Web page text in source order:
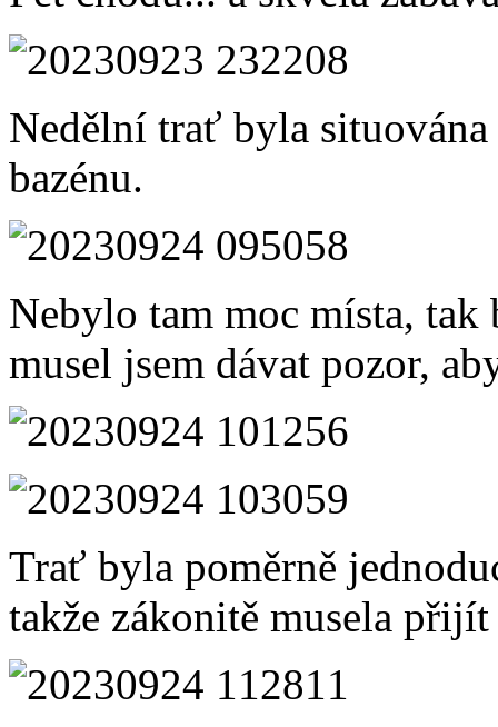
Nedělní trať byla
bazénu.
Nebylo tam moc místa, tak
musel jsem dávat pozor,
Trať byla poměrně
takže zákonitě musela